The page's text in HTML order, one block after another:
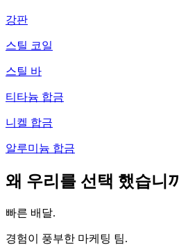
강판
스틸 코일
스틸 바
티타늄 합금
니켈 합금
알루미늄 합금
왜 우리를 선택 했습니
빠른 배달.
경험이 풍부한 마케팅 팀.